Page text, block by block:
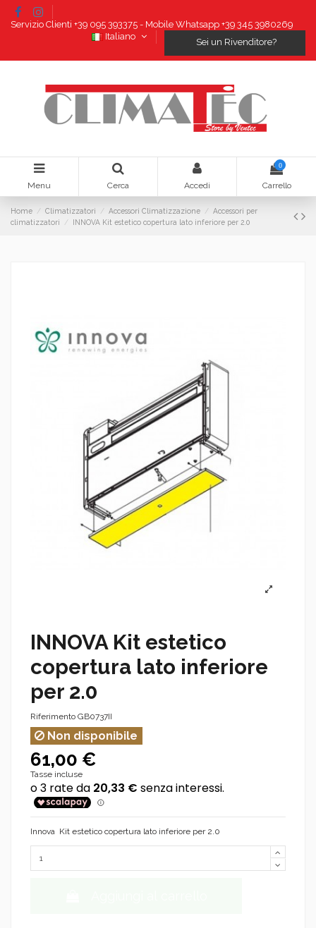
Servizio Clienti +39 095 393375 - Mobile Whatsapp +39 345 3980269
Italiano
Sei un Rivenditore?
Menu Cerca Accedi
0
Carrello
Home Climatizzatori Accessori Climatizzazione
Accessori per
climatizzatori
INNOVA Kit estetico copertura lato inferiore per 2.0
INNOVA Kit estetico
copertura lato inferiore
per 2.0
Riferimento GB0737II
Non disponibile
61,00 €
Tasse incluse
Innova Kit estetico copertura lato inferiore per 2.0